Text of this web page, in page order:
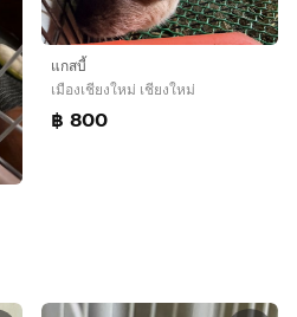
แกสบี้
เมืองเชียงใหม่ เชียงใหม่
฿ 800